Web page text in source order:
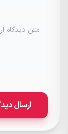
متن دیدگاه
ارسال